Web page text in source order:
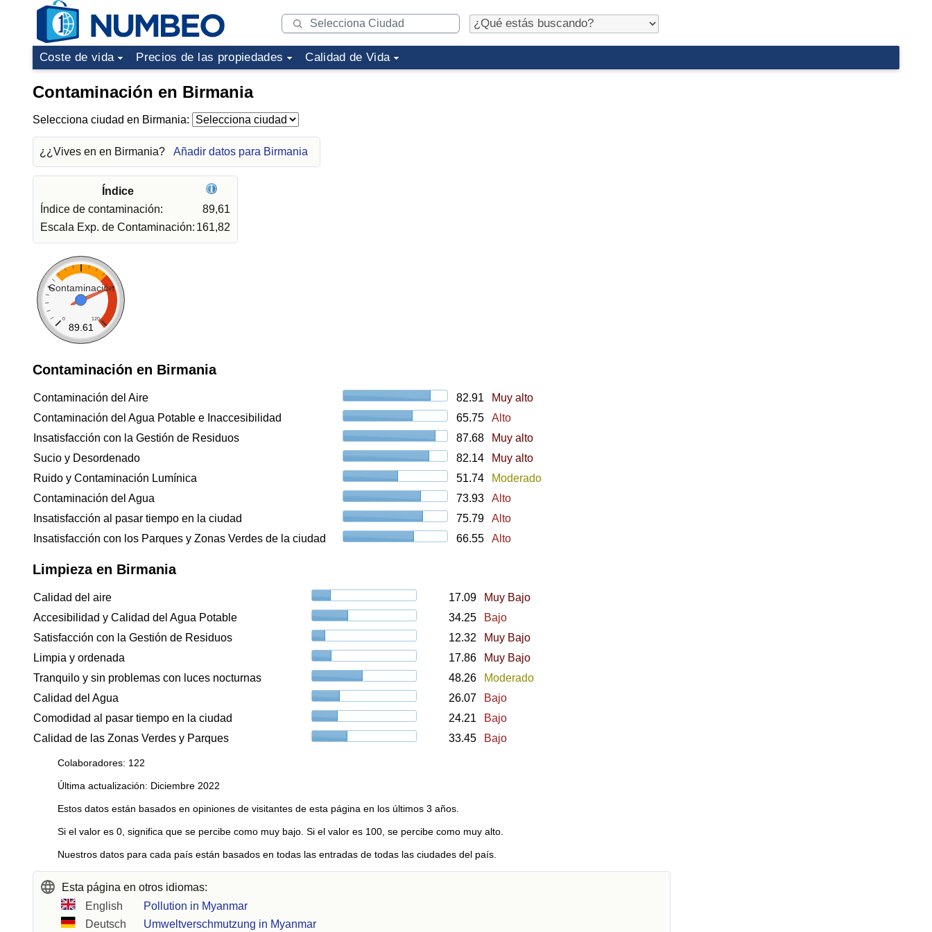
Coste de vida Precios de las propiedades Calidad de Vida
Contaminación en Birmania
Selecciona ciudad en Birmania:
¿¿Vives en en Birmania? Añadir datos para Birmania
Índice
Índice de contaminación:
89,61
Escala Exp. de Contaminación: 161,82
Contaminación
0 120
89.61
Contaminación en Birmania
Contaminación del Aire 82.91
Muy alto
Contaminación del Agua Potable e Inaccesibilidad
65.75
Alto
Insatisfacción con la Gestión de Residuos
87.68
Muy alto
Sucio y Desordenado
82.14
Muy alto
Ruido y Contaminación Lumínica
51.74
Moderado
Contaminación del Agua
73.93
Alto
Insatisfacción al pasar tiempo en la ciudad
75.79
Alto
Insatisfacción con los Parques y Zonas Verdes de la ciudad
66.55 Alto
Limpieza en Birmania
Calidad del aire 17.09
Muy Bajo
Accesibilidad y Calidad del Agua Potable
34.25
Bajo
Satisfacción con la Gestión de Residuos
12.32
Muy Bajo
Limpia y ordenada
17.86
Muy Bajo
Tranquilo y sin problemas con luces nocturnas
48.26
Moderado
Calidad del Agua
26.07
Bajo
Comodidad al pasar tiempo en la ciudad
24.21
Bajo
Calidad de las Zonas Verdes y Parques
33.45 Bajo
Colaboradores: 122
Última actualización: Diciembre 2022
Estos datos están basados en opiniones de visitantes de esta página en los últimos 3 años.
Si el valor es 0, significa que se percibe como muy bajo. Si el valor es 100, se percibe como muy alto.
Nuestros datos para cada país están basados en todas las entradas de todas las ciudades del país.
Esta página en otros idiomas:
English
Pollution in Myanmar
Deutsch
Umweltverschmutzung in Myanmar